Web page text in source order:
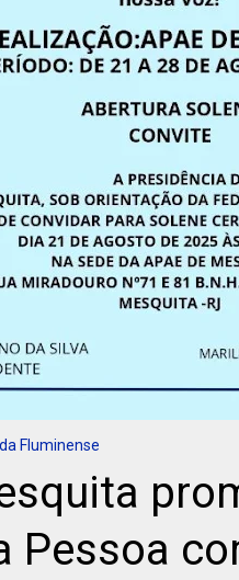
Fluminense
Pessoa